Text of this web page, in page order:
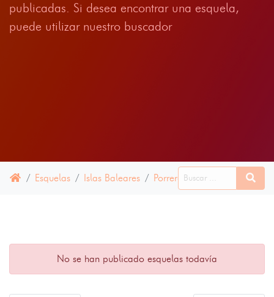
publicadas. Si desea encontrar una esquela,
puede utilizar nuestro buscador
Esquelas Islas Baleares Porreres 16 ABRIL 2025
No se han publicado esquelas todavía